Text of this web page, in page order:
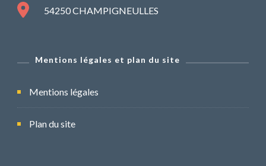
54250 CHAMPIGNEULLES
Mentions légales et plan du site
Mentions légales
Plan du site